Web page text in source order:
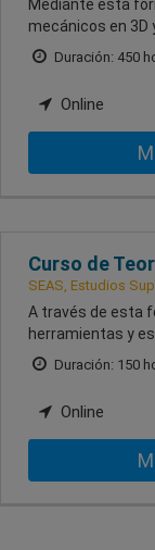
Mediante esta
mecánicos en 3D
Duración: 450
Online
Curso de
SEAS, Estudios
A través de esta
herramientas y
Duración: 150
Online